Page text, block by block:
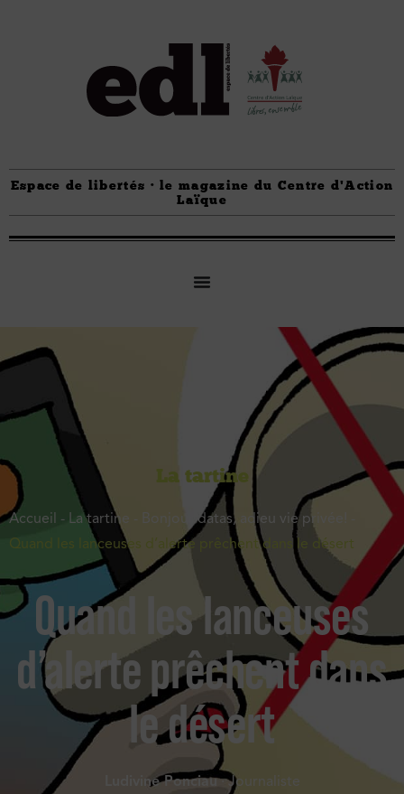
Espace de libertés · le magazine du Centre d'Action
Laïque
La tartine
Accueil - La tartine - Bonjour datas, adieu vie privée!
Quand les lanceuses d’alerte prêchent dans le désert
Quand les lanceuses
d’alerte prêchent dans
le désert
Ludivine Ponciau· Journaliste